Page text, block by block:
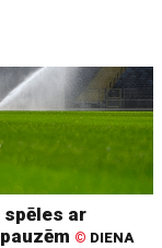
spēles ar
© DIENA